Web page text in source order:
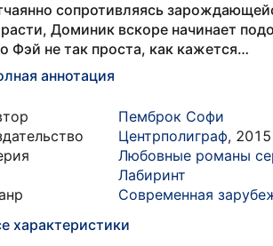
сопротивляясь
Доминик вскоре начинает
Фэй не так проста, как кажется…
аннотация
Пемброк Софи
Центрполиграф, 2015
Любовные романы
Лабиринт
Современная
характеристики